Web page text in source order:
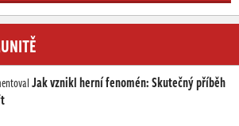
Jak vznikl herní fenomén: Skutečný příběh